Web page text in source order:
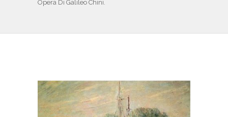
NEWS & EVENTI
Opera Di Galileo Chini.